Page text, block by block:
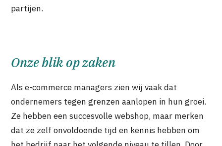
partijen.
Onze blik op zaken
Als e-commerce managers zien wij vaak dat
ondernemers tegen grenzen aanlopen in hun groei.
Ze hebben een succesvolle webshop, maar merken
dat ze zelf onvoldoende tijd en kennis hebben om